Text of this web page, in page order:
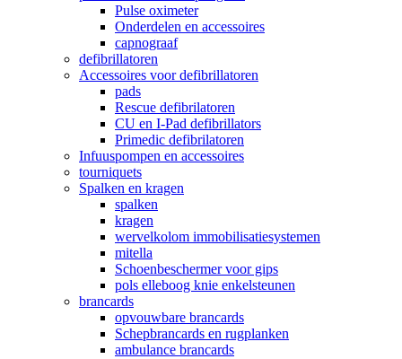
Pulse oximeter
Onderdelen en accessoires
capnograaf
defibrillatoren
Accessoires voor defibrillatoren
pads
Rescue defibrilatoren
CU en I-Pad defibrillators
Primedic defibrilatoren
Infuuspompen en accessoires
tourniquets
Spalken en kragen
spalken
kragen
wervelkolom immobilisatiesystemen
mitella
Schoenbeschermer voor gips
pols elleboog knie enkelsteunen
brancards
opvouwbare brancards
Schepbrancards en rugplanken
ambulance brancards